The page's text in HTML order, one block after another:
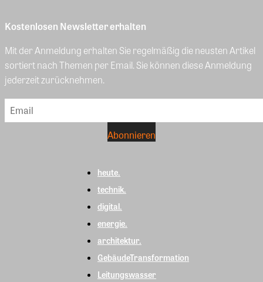
Kostenlosen Newsletter erhalten
Mit der Anmeldung erhalten Sie regelmäßig die neusten Artikel
sortiert nach Themen per Email. Sie können diese Anmeldung
jederzeit zurücknehmen.
heute.
technik.
digital.
energie.
architektur.
GebäudeTransformation
Leitungswasser